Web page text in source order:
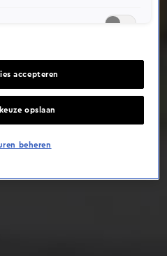
accepteren
opslaan
beheren